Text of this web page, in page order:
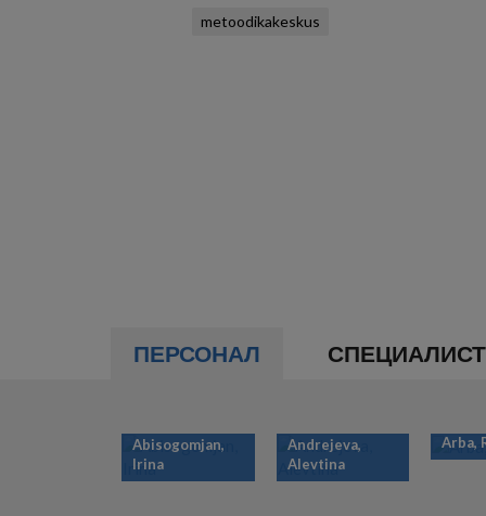
metoodikakeskus
ПЕРСОНАЛ
Abisogomjan,
Irina
Andrejeva,
Alevtina
Arba,
НУМЕРАЦИЯ